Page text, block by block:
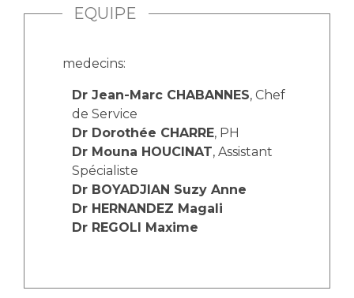
Livret d'accueil
Transports sanitaires
Vos droits, vos devoirs
Handicap
Handi 13
Pôle Médecine Physique et Réadaptation
Accueil sourds et malentendants
La recherche clinique à l'AP-HM
Écoles et Instituts de Formation
Plateforme des internes
Professionnels de santé
Réseaux de soins
EQUIPE
medecins:
Dr Jean-Marc CHABANNES, Chef
de Service
Dr Dorothée CHARRE, PH
Dr Mouna HOUCINAT, Assistant
Spécialiste
Dr BOYADJIAN Suzy Anne
Dr HERNANDEZ Magali
Dr REGOLI Maxime